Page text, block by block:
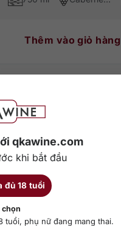
qkawine.com
khi bắt đầu
đủ 18 tuổi
chọn
tuổi, phụ nữ đang mang thai.
Thêm vào giỏ hàng